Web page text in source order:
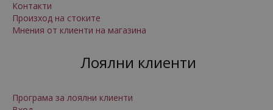
Контакти
Произход на стоките
Мнения от клиенти на магазина
Лоялни клиенти
Програма за лоялни клиенти